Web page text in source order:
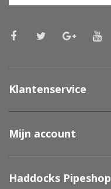
Klantenservice
Mijn account
Haddocks Pipeshop